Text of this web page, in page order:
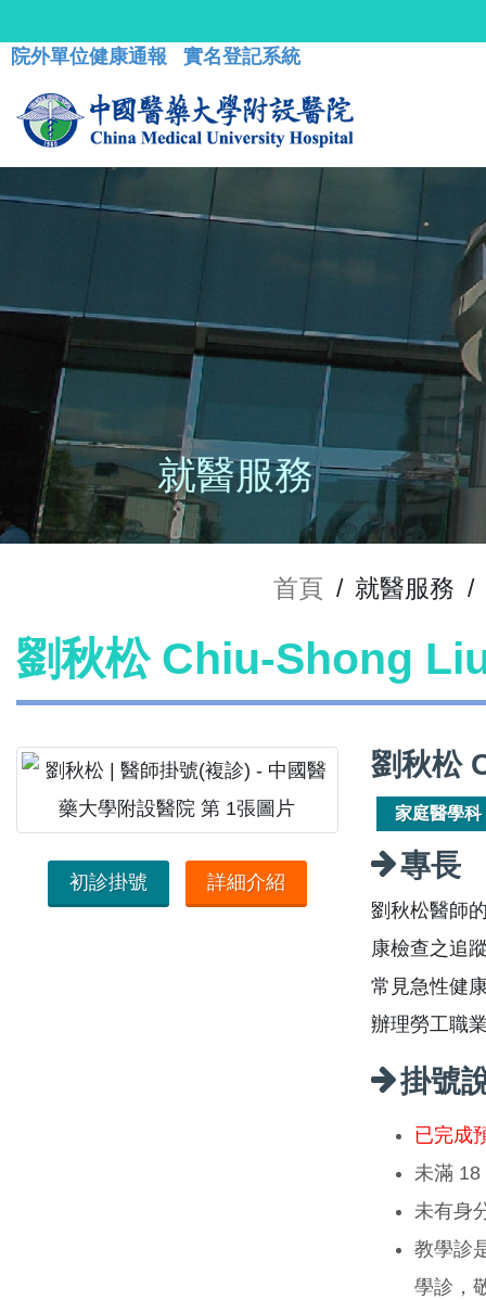
院外單位健康通報 實名登記系統
就醫服務
首頁 / 就醫服務 /
劉秋松 Chiu-Shong
初診掛號 詳細介紹
劉秋松
家庭醫學科
專長
劉秋松醫師
康檢查之追
常見急性健
辦理勞工職
掛號
已完成
未滿 18
未有身
教學診
學診，